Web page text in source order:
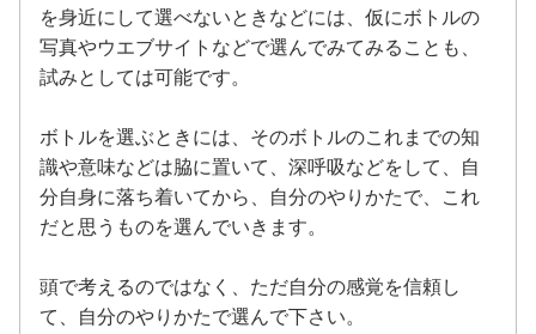
を身近にして選べないときなどには、仮にボトルの
写真やウエブサイトなどで選んでみてみることも、
試みとしては可能です。
ボトルを選ぶときには、そのボトルのこれまでの知
識や意味などは脇に置いて、深呼吸などをして、自
分自身に落ち着いてから、自分のやりかたで、これ
だと思うものを選んでいきます。
頭で考えるのではなく、ただ自分の感覚を信頼し
て、自分のやりかたで選んで下さい。